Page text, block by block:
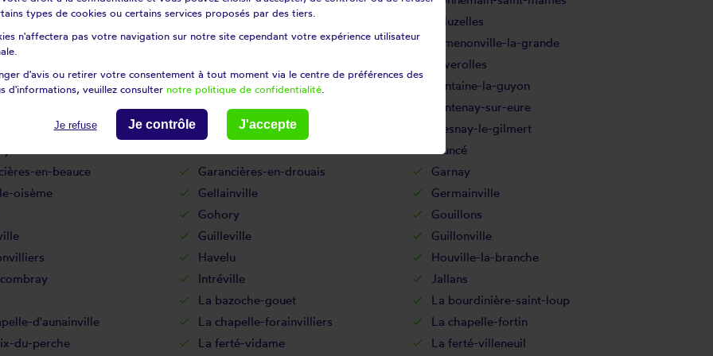
Droue-sur-drouette
Écluzelles
Épernon
Ermenonville-la-grande
Faverolles
mattanvillier Flacey
Fontaine-la-guyon
Fontenay-sur-conie
Fontenay-sur-eure
Fresnay-le-comte
Fresnay-le-gilmert
Fruncé
en-beauce Garancières-en-drouais
Garnay
oisème Gellainville
Germainville
Gohory
Gouillons
Guilleville
Guillonville
Havelu
Houville-la-branche
Intréville
Jallans
La bazoche-gouet
La bourdinière-saint-loup
d'aunainville La chapelle-forainvilliers
La chapelle-fortin
du-perche La ferté-vidame
La ferté-villeneuil
types de cookies ou certains services proposés par des tiers.
n'affectera pas votre navigation sur notre site cependant votre expérience utilisateur
d'avis ou retirer votre consentement à tout moment via le centre de préférences des
d'informations, veuillez consulter notre politique de confidentialité
Je refuse Je contrôle J'accepte